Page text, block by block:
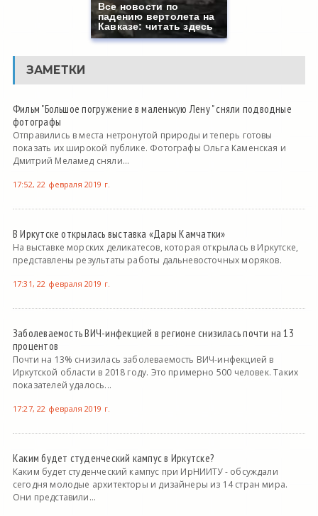
Все новости по
падению вертолета на
Кавказе: читать здесь
ЗАМЕТКИ
Фильм "Большое погружение в маленькую Лену " сняли подводные
фотографы
Отправились в места нетронутой природы и теперь готовы
показать их широкой публике. Фотографы Ольга Каменская и
Дмитрий Меламед сняли...
17:52, 22 февраля 2019 г.
В Иркутске открылась выставка «Дары Камчатки»
На выставке морских деликатесов, которая открылась в Иркутске,
представлены результаты работы дальневосточных моряков.
17:31, 22 февраля 2019 г.
Заболеваемость ВИЧ-инфекцией в регионе снизилась почти на 13
процентов
Почти на 13% снизилась заболеваемость ВИЧ-инфекцией в
Иркутской области в 2018 году. Это примерно 500 человек. Таких
показателей удалось...
17:27, 22 февраля 2019 г.
Каким будет студенческий кампус в Иркутске?
Каким будет студенческий кампус при ИрНИИТУ - обсуждали
сегодня молодые архитекторы и дизайнеры из 14 стран мира.
Они представили...